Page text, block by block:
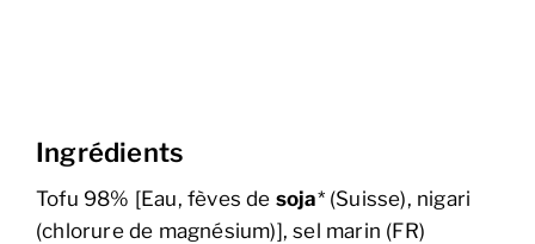
Ingrédients
Tofu 98% [Eau, fèves de soja* (Suisse), nigari
(chlorure de magnésium)], sel marin (FR)